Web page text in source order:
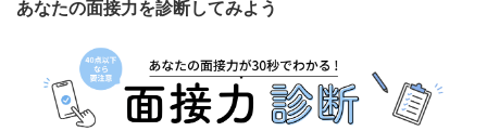
あなたの面接力を診断してみよう